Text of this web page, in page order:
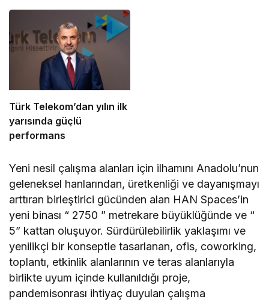
Türk Telekom’dan yılın ilk
yarısında güçlü
performans
Yeni nesil çalışma alanları için ilhamını Anadolu’nun
geleneksel hanlarından, üretkenliği ve dayanışmayı
arttıran birleştirici gücünden alan HAN Spaces’in
yeni binası “ 2750 ” metrekare büyüklüğünde ve “
5” kattan oluşuyor. Sürdürülebilirlik yaklaşımı ve
yenilikçi bir konseptle tasarlanan, ofis, coworking,
toplantı, etkinlik alanlarının ve teras alanlarıyla
birlikte uyum içinde kullanıldığı proje,
pandemisonrası ihtiyaç duyulan çalışma